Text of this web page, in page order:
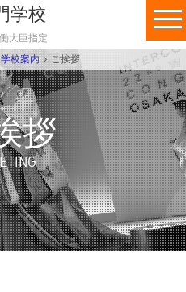
学校
大臣指定
学校案内 ご挨拶
拶